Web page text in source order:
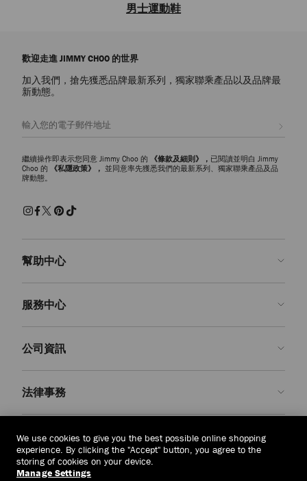
男士運動鞋
休闲造型增添时尚亮点。每款都将舒适感与个性风格巧妙融合，为日常穿
搭注入现代精致感。
配定制套装与牛仔服饰。
绒面革运动鞋
绒面革运动鞋质感丰盈，为休闲穿搭赋予时尚精致感。柔软质感搭配结构
感十足的鞋型，既可为同色系造型增添层次感，又以精湛工艺和奢柔材质
Diamond Maxi 和 Diamond Light Flex 系列运动鞋，以创新设计重新演绎品
牌标志性鞋型。雕塑感鞋底搭配轻质结构设计，每一双运动鞋都将实用性
能与奢华质感精心融合，成就别具一格的亮眼单品。
歡迎走進 JIMMY CHOO 的世界
加入我們，搶先獲悉品牌最新系列，獨家聯乘產品以及品牌最
新動態。
繼續操作即表示您同意 Jimmy Choo 的 《條款及細則》， 已閱讀並明白 Jimmy
Choo 的
《私隱政策》， 並同意率先獲悉我們的最新系列、獨家聯乘產品及品
牌動態。
幫助中心
常見問題解答
申請退貨
送貨
服務中心
定制服務
保修服務
公司資訊
我們的歷史
我們的影響與責任
我們的影響
法律事務
條款與條件
被遺忘權
新加坡(S$)
We use cookies to give you the best possible online shopping
experience. By clicking the "Accept" button, you agree to the
storing of cookies on your device.
Manage Settings